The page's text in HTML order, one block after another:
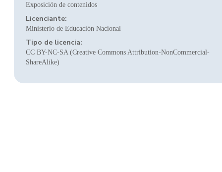
Exposición de contenidos
Licenciante:
Ministerio de Educación Nacional
Tipo de licencia:
CC BY-NC-SA (Creative Commons Attribution-NonCommercial-
ShareAlike)